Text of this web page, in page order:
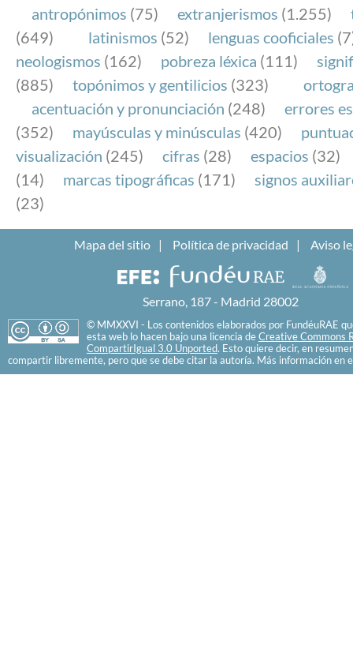
antropónimos (75) extranjerismos (1.255)
(649)
latinismos (52) lenguas cooficiales
neologismos (162) pobreza léxica (111)
(885)
topónimos y gentilicios (323)
acentuación y pronunciación (248)
errores
(352)
mayúsculas y minúsculas (420)
visualización (245) cifras (28) espacios (32)
(14)
marcas tipográficas (171)
signos
(23)
Mapa del sitio Política de privacidad Aviso
Serrano, 187 - Madrid 28002
© MMXXVI - Los contenidos elaborados por FundéuRAE
esta web lo hacen bajo una licencia de Creative Commons
CompartirIgual 3.0 Unported. Esto quiere decir, en
compartir libremente, pero que se debe citar la autoría. Más información en